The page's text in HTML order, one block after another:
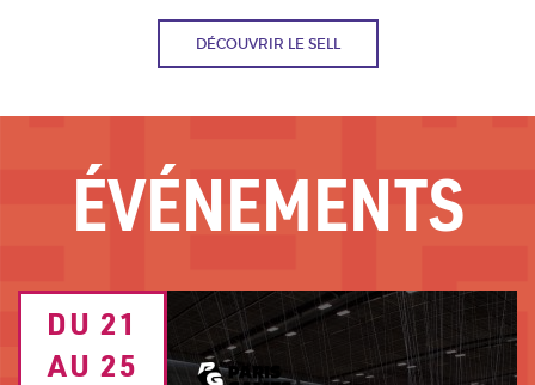
DÉCOUVRIR LE SELL
ÉVÉNEMENTS
TEXTE
DATE
DU 21
AU 25
fond